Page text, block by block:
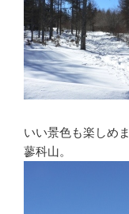
いい景色も楽しめま
蓼科山。